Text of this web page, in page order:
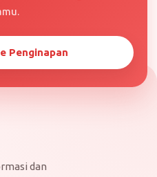
Penginapan
dan